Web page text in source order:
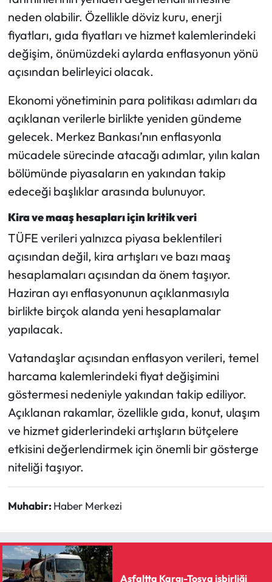
neden olabilir. Özellikle döviz kuru, enerji
fiyatları, gıda fiyatları ve hizmet kalemlerindeki
değişim, önümüzdeki aylarda enflasyonun yönü
açısından belirleyici olacak.
Ekonomi yönetiminin para politikası adımları da
açıklanan verilerle birlikte yeniden gündeme
gelecek. Merkez Bankası’nın enflasyonla
mücadele sürecinde atacağı adımlar, yılın kalan
bölümünde piyasaların en yakından takip
edeceği başlıklar arasında bulunuyor.
Kira ve maaş hesapları için kritik veri
TÜFE verileri yalnızca piyasa beklentileri
açısından değil, kira artışları ve bazı maaş
hesaplamaları açısından da önem taşıyor.
Haziran ayı enflasyonunun açıklanmasıyla
birlikte birçok alanda yeni hesaplamalar
yapılacak.
Vatandaşlar açısından enflasyon verileri, temel
harcama kalemlerindeki fiyat değişimini
göstermesi nedeniyle yakından takip ediliyor.
Açıklanan rakamlar, özellikle gıda, konut, ulaşım
ve hizmet giderlerindeki artışların bütçelere
etkisini değerlendirmek için önemli bir gösterge
niteliği taşıyor.
Muhabir: Haber Merkezi
Asfaltta Kargı-Tosya işbirliği